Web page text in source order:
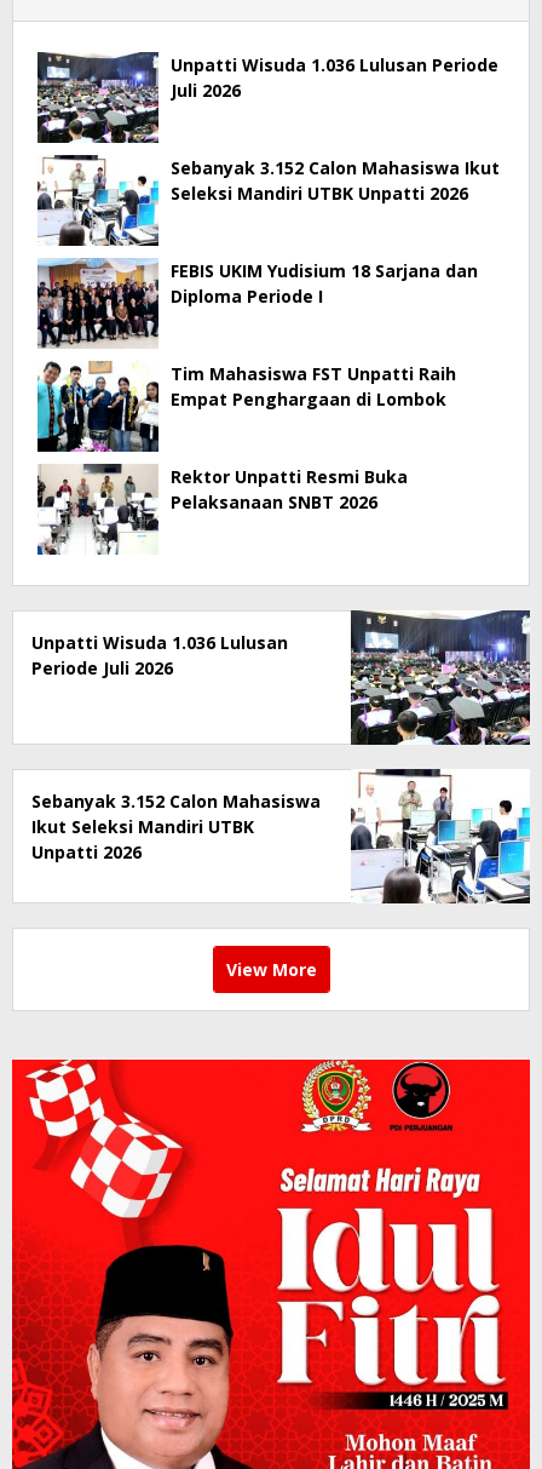
Unpatti Wisuda 1.036 Lulusan Periode
Juli 2026
Sebanyak 3.152 Calon Mahasiswa Ikut
Seleksi Mandiri UTBK Unpatti 2026
FEBIS UKIM Yudisium 18 Sarjana dan
Diploma Periode I
Tim Mahasiswa FST Unpatti Raih
Empat Penghargaan di Lombok
Rektor Unpatti Resmi Buka
Pelaksanaan SNBT 2026
Unpatti Wisuda 1.036 Lulusan
Periode Juli 2026
Sebanyak 3.152 Calon Mahasiswa
Ikut Seleksi Mandiri UTBK
Unpatti 2026
View More